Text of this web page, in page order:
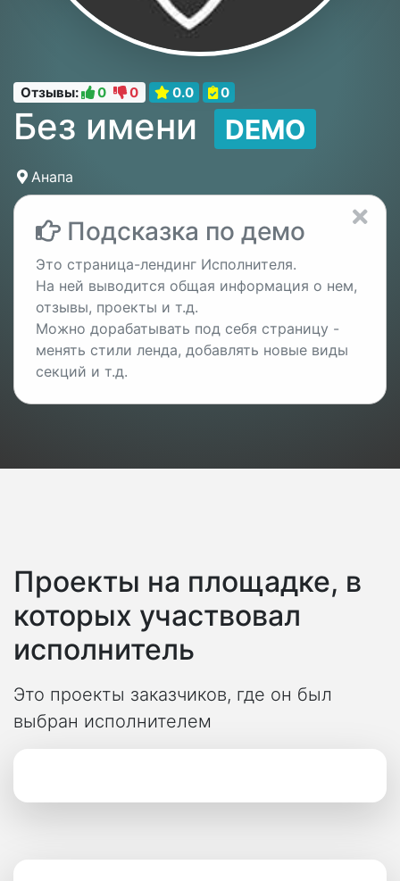
Отзывы: 0 0 0.0 0
Без имени DEMO
Анапа
Подсказка по демо
Это страница-лендинг Исполнителя.
На ней выводится общая информация о нем,
отзывы, проекты и т.д.
Можно дорабатывать под себя страницу -
менять стили ленда, добавлять новые виды
секций и т.д.
Проекты на площадке, в
которых участвовал
исполнитель
Это проекты заказчиков, где он был
выбран исполнителем